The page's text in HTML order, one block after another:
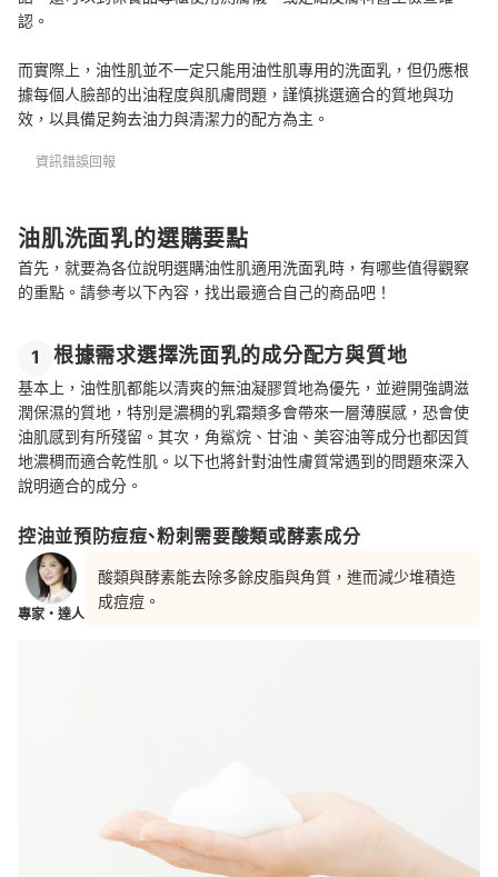
認。
而實際上，油性肌並不一定只能用油性肌專用的洗面乳，但仍應根
據每個人臉部的出油程度與肌膚問題，謹慎挑選適合的質地與功
效，以具備足夠去油力與清潔力的配方為主。
資訊錯誤回報
油肌洗面乳的選購要點
首先，就要為各位說明選購油性肌適用洗面乳時，有哪些值得觀察
的重點。請參考以下內容，找出最適合自己的商品吧！
1 根據需求選擇洗面乳的成分配方與質地
基本上，油性肌都能以清爽的無油凝膠質地為優先，並避開強調滋
潤保濕的質地，特別是濃稠的乳霜類多會帶來一層薄膜感，恐會使
油肌感到有所殘留。其次， 角鯊烷、甘油、美容油等成分也都因質
地濃稠而適合乾性肌。以下也將針對油性膚質常遇到的問題來深入
說明適合的成分。
控油並預防痘痘、粉刺需要酸類或酵素成分
專家・達人
酸類與酵素能去除多餘皮脂與角質，進而減少堆積造
成痘痘。